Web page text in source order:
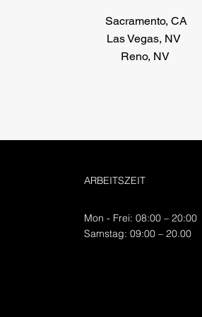
Sacramento, CA
Las Vegas, NV
Reno, NV
ARBEITSZEIT
Mon - Frei: 08:00 – 20:00
​​Samstag: 09:00 – 20.00